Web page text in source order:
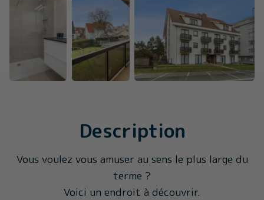
Description
Vous voulez vous amuser au sens le plus large du
terme ?
Voici un endroit à découvrir.